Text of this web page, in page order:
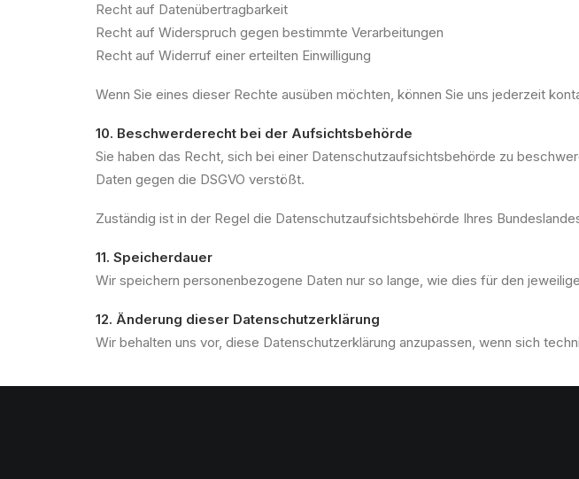
Recht auf Datenübertragbarkeit
Recht auf Widerspruch gegen bestimmte Verarbeitungen
Recht auf Widerruf einer erteilten Einwilligung
Wenn Sie eines dieser Rechte ausüben möchten, können Sie uns jederzeit
10. Beschwerderecht bei der Aufsichtsbehörde
Sie haben das Recht, sich bei einer Datenschutzaufsichtsbehörde zu
Daten gegen die DSGVO verstößt.
Zuständig ist in der Regel die Datenschutzaufsichtsbehörde Ihres
11. Speicherdauer
Wir speichern personenbezogene Daten nur so lange, wie dies für den
12. Änderung dieser Datenschutzerklärung
Wir behalten uns vor, diese Datenschutzerklärung anzupassen, wenn sich